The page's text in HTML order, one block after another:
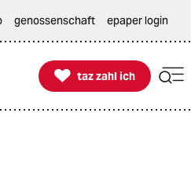
genossenschaft epaper login

taz zahl ich
taz zahl ich